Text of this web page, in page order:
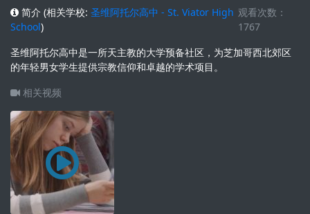
简介 (相关学校: 圣维阿托尔高中 - St. Viator High
School)
观看次数：
1767
圣维阿托尔高中是一所天主教的大学预备社区，为芝加哥西北郊区
的年轻男女学生提供宗教信仰和卓越的学术项目。
相关视频